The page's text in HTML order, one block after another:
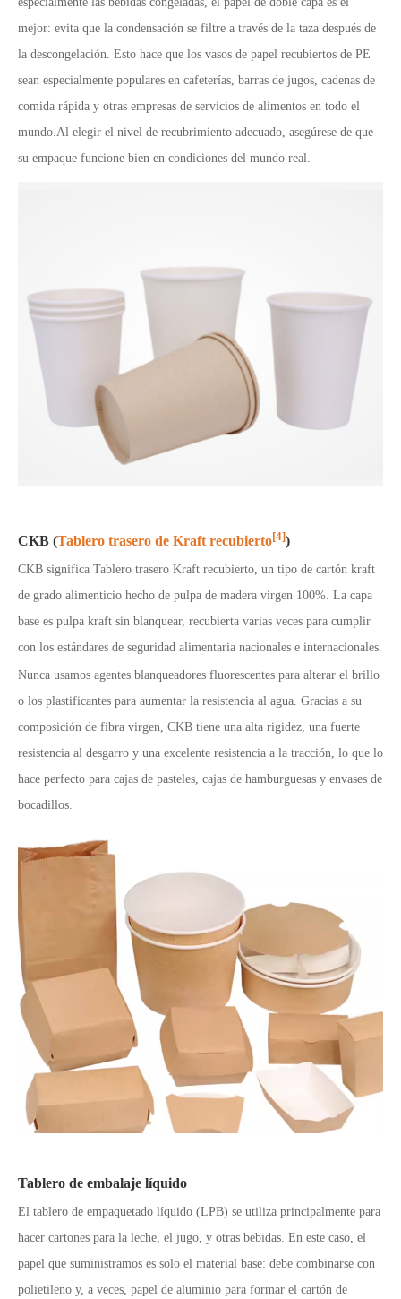
mejor: evita que la condensación se filtre a través de la taza después de
la descongelación. Esto hace que los vasos de papel recubiertos de PE
sean especialmente populares en cafeterías, barras de jugos, cadenas de
comida rápida y otras empresas de servicios de alimentos en todo el
mundo.Al elegir el nivel de recubrimiento adecuado, asegúrese de que
su empaque funcione bien en condiciones del mundo real.
CKB (Tablero trasero de Kraft recubierto[4])
CKB significa Tablero trasero Kraft recubierto, un tipo de cartón kraft
de grado alimenticio hecho de pulpa de madera virgen 100%. La capa
base es pulpa kraft sin blanquear, recubierta varias veces para cumplir
con los estándares de seguridad alimentaria nacionales e internacionales.
Nunca usamos agentes blanqueadores fluorescentes para alterar el brillo
o los plastificantes para aumentar la resistencia al agua. Gracias a su
composición de fibra virgen, CKB tiene una alta rigidez, una fuerte
resistencia al desgarro y una excelente resistencia a la tracción, lo que lo
hace perfecto para cajas de pasteles, cajas de hamburguesas y envases de
bocadillos.
Tablero de embalaje líquido
El tablero de empaquetado líquido (LPB) se utiliza principalmente para
hacer cartones para la leche, el jugo, y otras bebidas. En este caso, el
papel que suministramos es solo el material base: debe combinarse con
polietileno y, a veces, papel de aluminio para formar el cartón de